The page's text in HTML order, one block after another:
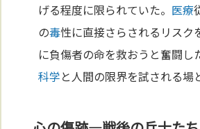
げる程度に限られていた。 医療
の毒性に直接さらされるリスク
に負傷者の命を救おうと奮闘し
科学と人間の限界を試される場